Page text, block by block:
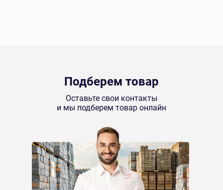
Подберем товар
Оставьте свои контакты
и мы подберем товар онлайн